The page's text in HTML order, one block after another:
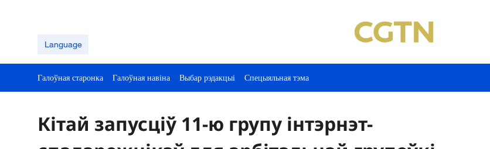
Language
Галоўная старонка Галоўная навіна Выбар рэдакцыі Спецыяльная тэма
Кітай запусціў 11-ю групу інтэрнэт-